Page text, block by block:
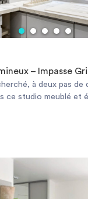
– Impasse
à deux pas de
ce studio meublé et
très demandé dans
calme appréciable
de la location